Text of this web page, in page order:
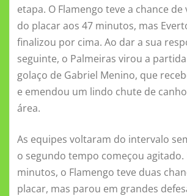
etapa. O Flamengo teve a chance
do placar aos 47 minutos, mas
finalizou por cima. Ao dar a sua
seguinte, o Palmeiras virou a
golaço de Gabriel Menino, que
e emendou um lindo chute de
área.
As equipes voltaram do intervalo
o segundo tempo começou agitado.
minutos, o Flamengo teve duas
placar, mas parou em grandes